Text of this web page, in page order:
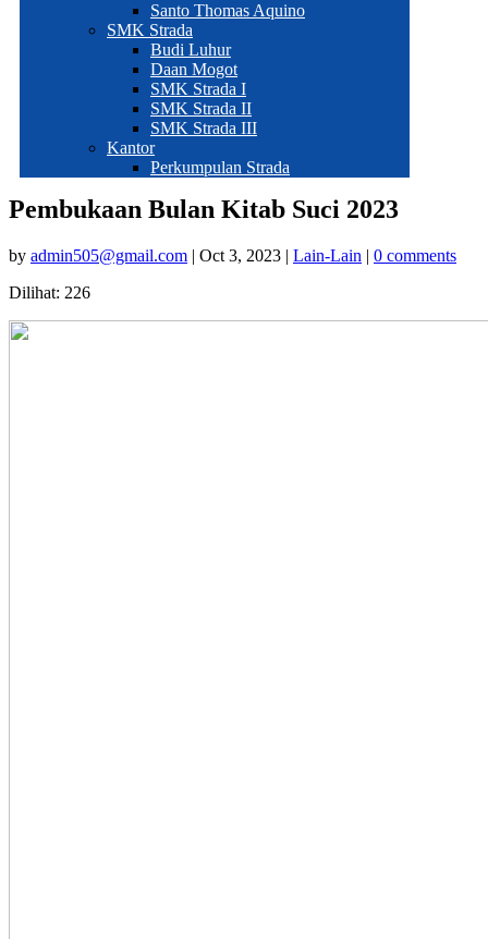
Santo Thomas Aquino
SMK Strada
Budi Luhur
Daan Mogot
SMK Strada I
SMK Strada II
SMK Strada III
Kantor
Perkumpulan Strada
Pembukaan Bulan Kitab Suci 2023
by admin505@gmail.com | Oct 3, 2023 | Lain-Lain | 0 comments
Dilihat: 226